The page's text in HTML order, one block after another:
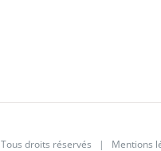
droits réservés | Mentions